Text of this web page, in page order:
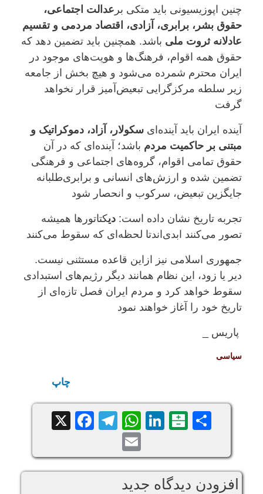
چنین اپوزیسیونی باید متکی بر عدالت اجتماعی،
حقوق بشر، برابری، آزادی، اقتصاد مردمی و تقسیم
عادلانه ثروت ملی باشد. همچنین باید تضمین دهد که
حقوق همه اقوام، فرهنگ‌ها و هویت‌های موجود در
ایران محترم شمرده می‌شود و هیچ بخش از جامعه
زیر سلطه مرکزگرایی تبعیض‌آمیز قرار نخواهد
گرفت
آینده ایران باید آینده‌ای سکولار، آزاد، دموکراتیک و
مبتنی بر حاکمیت مردم باشد؛ آینده‌ای که در آن
حقوق تمامی اقوام، گروه‌های اجتماعی و فرهنگی
تضمین شده و ارزش‌های انسانی و برابری‌طلبانه
جایگزین تبعیض، سرکوب و انحصار شود
تجربه تاریخ نشان داده است:دیکتاتورها همیشه
تصور می‌کنند ابدی‌اندتا لحظه‌ای که سقوط می‌کنند
جمهوری اسلامی نیز ازاین قاعده مستثنی نیست.
دیر یا زود، این نظام همانند دیگر رژیم‌های استبدادی
سقوط خواهد کرد و مردم ایران فصل تازه‌ای از
تاریخ خود را آغاز خواهند نمود
پاریس_
سياسی
چاپ
Share
Balatarin
LinkedIn
WhatsApp
Telegram
Facebook
X
Email
افزودن دیدگاه جدید